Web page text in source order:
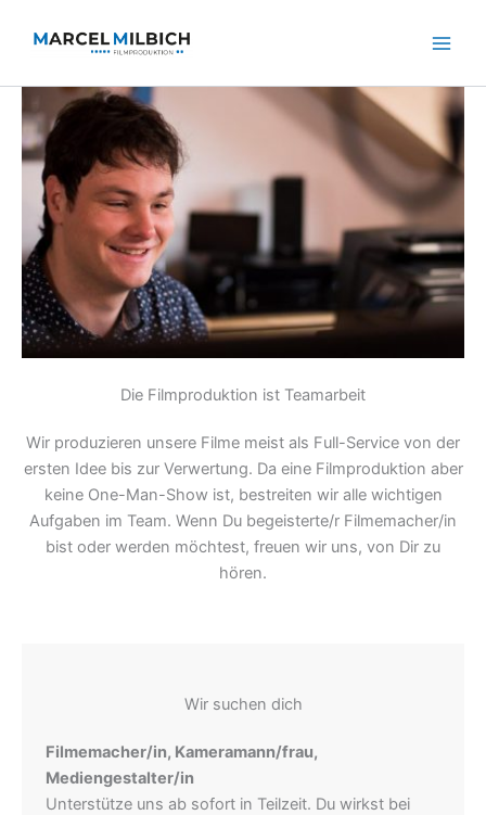
Inhalt
Die Filmproduktion ist Teamarbeit
Wir produzieren unsere Filme meist als Full-Service von der
ersten Idee bis zur Verwertung. Da eine Filmproduktion aber
keine One-Man-Show ist, bestreiten wir alle wichtigen
Aufgaben im Team. Wenn Du begeisterte/r Filmemacher/in
bist oder werden möchtest, freuen wir uns, von Dir zu
hören.
Wir suchen dich
Filmemacher/in, Kameramann/frau,
Mediengestalter/in
Unterstütze uns ab sofort in Teilzeit. Du wirkst bei